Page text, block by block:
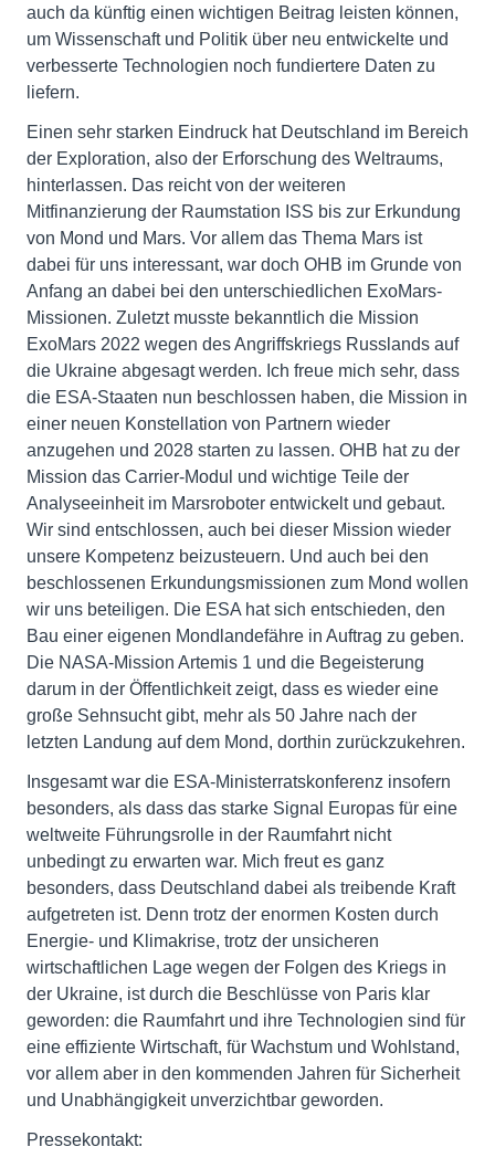
auch da künftig einen wichtigen Beitrag leisten können,
um Wissenschaft und Politik über neu entwickelte und
verbesserte Technologien noch fundiertere Daten zu
liefern.
Einen sehr starken Eindruck hat Deutschland im Bereich
der Exploration, also der Erforschung des Weltraums,
hinterlassen. Das reicht von der weiteren
Mitfinanzierung der Raumstation ISS bis zur Erkundung
von Mond und Mars. Vor allem das Thema Mars ist
dabei für uns interessant, war doch OHB im Grunde von
Anfang an dabei bei den unterschiedlichen ExoMars-
Missionen. Zuletzt musste bekanntlich die Mission
ExoMars 2022 wegen des Angriffskriegs Russlands auf
die Ukraine abgesagt werden. Ich freue mich sehr, dass
die ESA-Staaten nun beschlossen haben, die Mission in
einer neuen Konstellation von Partnern wieder
anzugehen und 2028 starten zu lassen. OHB hat zu der
Mission das Carrier-Modul und wichtige Teile der
Analyseeinheit im Marsroboter entwickelt und gebaut.
Wir sind entschlossen, auch bei dieser Mission wieder
unsere Kompetenz beizusteuern. Und auch bei den
beschlossenen Erkundungsmissionen zum Mond wollen
wir uns beteiligen. Die ESA hat sich entschieden, den
Bau einer eigenen Mondlandefähre in Auftrag zu geben.
Die NASA-Mission Artemis 1 und die Begeisterung
darum in der Öffentlichkeit zeigt, dass es wieder eine
große Sehnsucht gibt, mehr als 50 Jahre nach der
letzten Landung auf dem Mond, dorthin zurückzukehren.
Insgesamt war die ESA-Ministerratskonferenz insofern
besonders, als dass das starke Signal Europas für eine
weltweite Führungsrolle in der Raumfahrt nicht
unbedingt zu erwarten war. Mich freut es ganz
besonders, dass Deutschland dabei als treibende Kraft
aufgetreten ist. Denn trotz der enormen Kosten durch
Energie- und Klimakrise, trotz der unsicheren
wirtschaftlichen Lage wegen der Folgen des Kriegs in
der Ukraine, ist durch die Beschlüsse von Paris klar
geworden: die Raumfahrt und ihre Technologien sind für
eine effiziente Wirtschaft, für Wachstum und Wohlstand,
vor allem aber in den kommenden Jahren für Sicherheit
und Unabhängigkeit unverzichtbar geworden.
Pressekontakt: